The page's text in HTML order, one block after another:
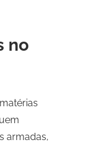
no
armadas,